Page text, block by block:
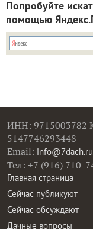
Попробуйте
помощью
ИНН: 9715003782
5147746293448
Email: info@7dach.ru
Тел: +7 (916) 710-
Главная страница
Сейчас публикуют
Сейчас обсуждают
Дачные вопросы